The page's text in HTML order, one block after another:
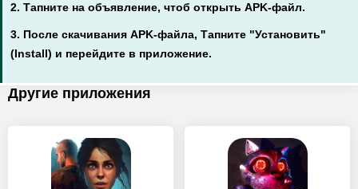
2. Тапните на объявление, чтоб открыть APK-файл.
3. После скачивания APK-файла, Тапните "Установить"
(Install) и перейдите в приложение.
Другие приложения